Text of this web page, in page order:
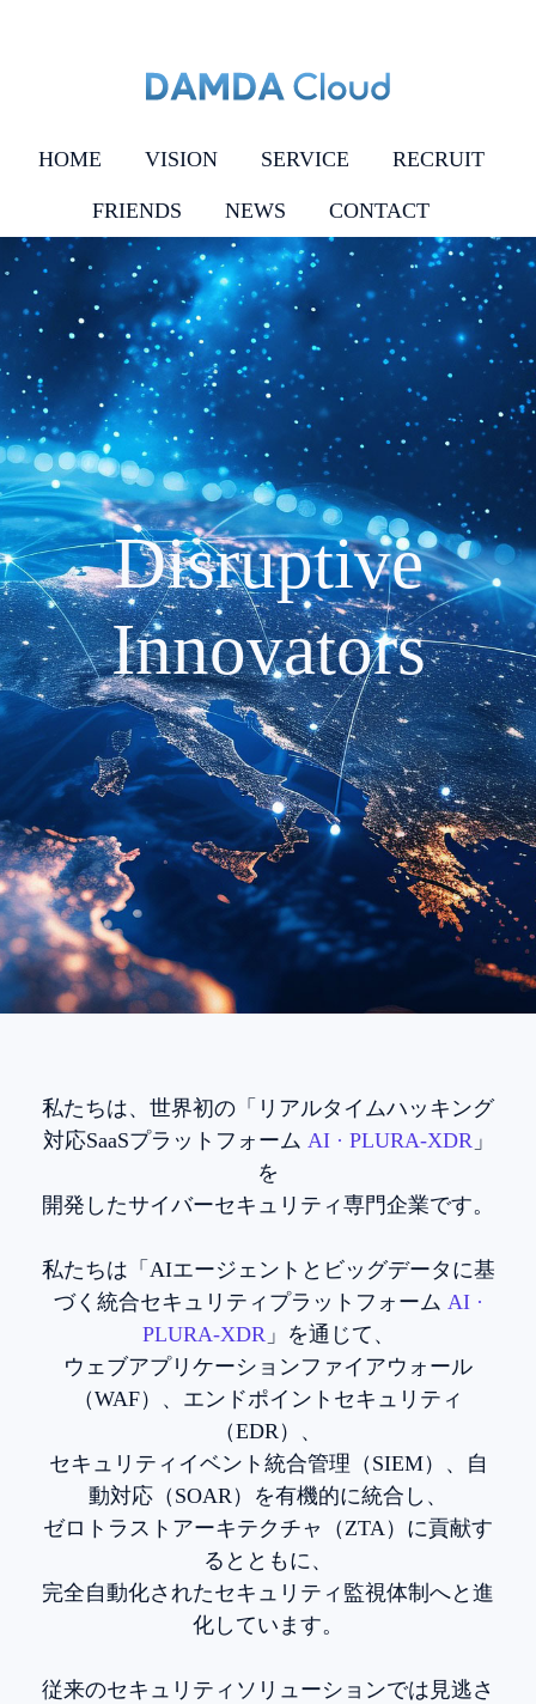
HOME VISION SERVICE RECRUIT
FRIENDS NEWS CONTACT
Disruptive
Innovators
私たちは、世界初の「リアルタイムハッキング
対応SaaSプラットフォーム AI · PLURA-XDR」
を
開発したサイバーセキュリティ専門企業です。
私たちは「AIエージェントとビッグデータに基
づく統合セキュリティプラットフォーム AI ·
PLURA-XDR」を通じて、
ウェブアプリケーションファイアウォール
（WAF）、エンドポイントセキュリティ
（EDR）、
セキュリティイベント統合管理（SIEM）、自
動対応（SOAR）を有機的に統合し、
ゼロトラストアーキテクチャ（ZTA）に貢献す
るとともに、
完全自動化されたセキュリティ監視体制へと進
化しています。
従来のセキュリティソリューションでは見逃さ